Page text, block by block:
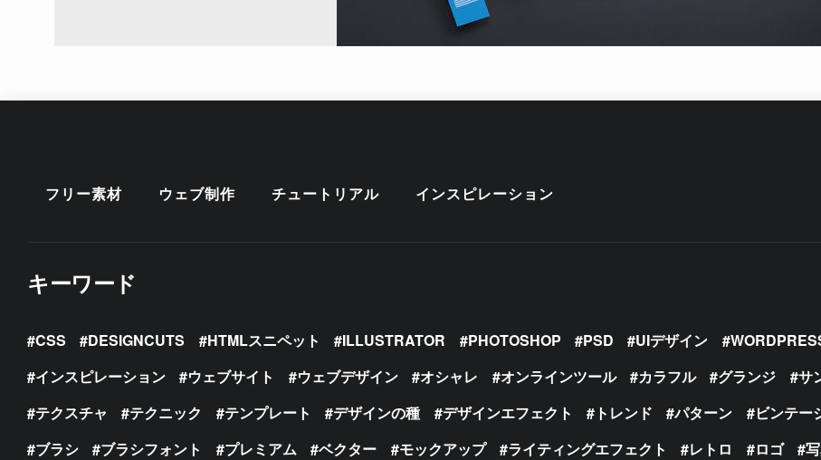
フリー素材 ウェブ制作 チュートリアル インスピレーション
キーワード
CSS DESIGNCUTS HTMLスニペット ILLUSTRATOR PHOTOSHOP PSD UIデザイン
インスピレーション
ウェブサイト ウェブデザイン オシャレ オンラインツール カラフル グランジ サ
テクスチャ
テクニック テンプレート デザインの種 デザインエフェクト トレンド パターン ビンテー
ブラシ
ブラシフォント プレミアム ベクター モックアップ ライティングエフェクト レトロ ロゴ